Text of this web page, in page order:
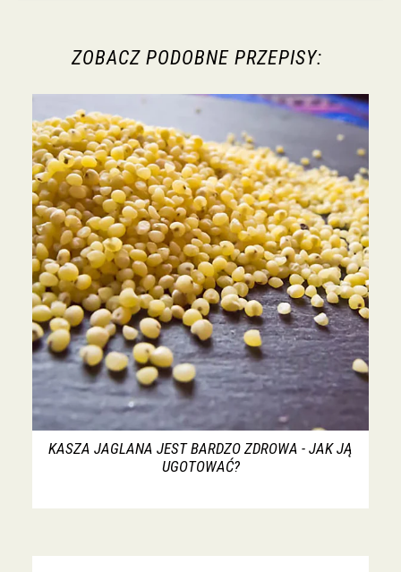
ZOBACZ PODOBNE PRZEPISY:
KASZA JAGLANA JEST BARDZO ZDROWA - JAK JĄ
UGOTOWAĆ?